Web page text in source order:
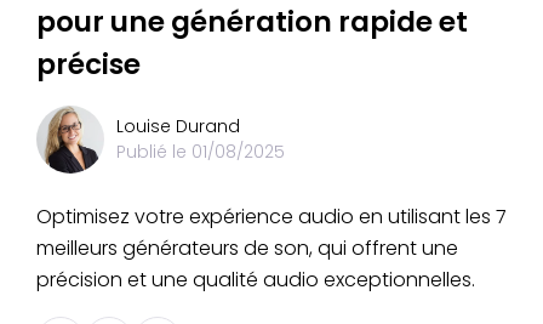
pour une génération rapide et
précise
Louise Durand
Publié le 01/08/2025
Optimisez votre expérience audio en utilisant les 7
meilleurs générateurs de son, qui offrent une
précision et une qualité audio exceptionnelles.